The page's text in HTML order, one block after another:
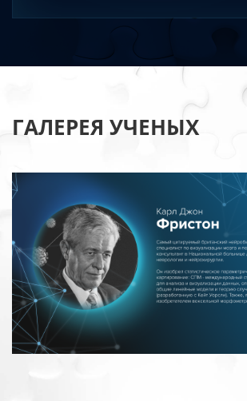
ГАЛЕРЕЯ УЧЕНЫХ